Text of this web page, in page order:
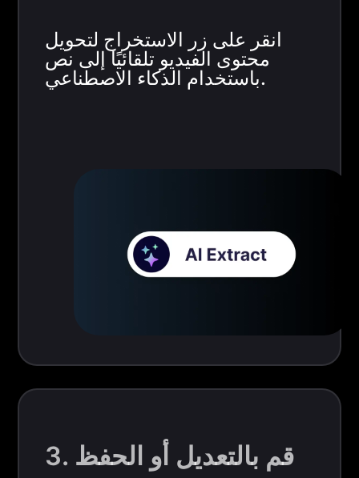
انقر على زر الاستخراج لتحويل
محتوى الفيديو تلقائيًا إلى نص
باستخدام الذكاء الاصطناعي.
3. قم بالتعديل أو الحفظ